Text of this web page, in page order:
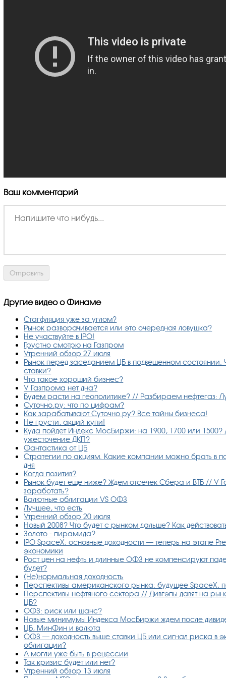
Ваш комментарий
Другие видео о Финаме
Стагфляция уже за углом?
Рынок разворачивается или это очередная ловушка?
Не участвуйте в IPO!
Грустно смотрю на Газпром
Утренний обзор 27 июля
Рынок перед заседанием ЦБ в подвешенном
ставки?
Что такое хороший бизнес?
У Газпрома нет дна?
Будем расти на геополитике? // Разбираем нефтегаз:
Суточно.ру: что по цифрам?
Как зарабатывают Суточно.ру? Все тайны бизнеса!
Не грусти, акций купи!
Куда пойдет Индекс МосБиржи: на 1900, 1700 или
ужесточение ДКП?
Фантастика от ЦБ
Стратегии по акциям. Какие компании можно брать в
дня
Когда позитив?
Рынок будет еще ниже? Ждем отсечек Сбера и ВТБ // У
заработать?
Валютные облигации VS ОФЗ
Лучшее, что есть
Утренний обзор 20 июля
Новый 2008? Что будет с рынком дальше? Как
Золото - пирамида?
IPO SpaceX: основные доходности — теперь на этапе
экономики
Рост цен на нефть и длинные ОФЗ не компенсируют
будет?
(Не)нормальная доходность
Перспективы американского рынка: будущее SpaceX,
Перспективы нефтяного сектора // Дивгэпы давят на
ЦБ?
ОФЗ: риск или шанс?
Новые минимумы Индекса МосБиржи ждем после
ЦБ, МинФин и валюта
ОФЗ — доходность выше ставки ЦБ или сигнал риска в
облигации?
А могли уже быть в рецессии
Так кризис будет или нет?
Утренний обзор 13 июля